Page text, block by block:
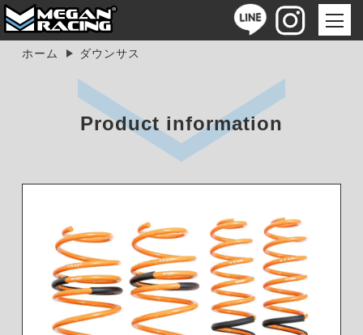
ホーム ダウンサス
Product information